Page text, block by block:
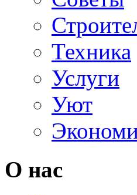
Техника
Услуги
Уют
О нас